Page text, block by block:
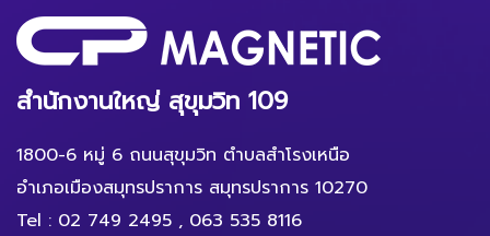
สำนักงานใหญ่ สุขุมวิท 109
1800-6 หมู่ 6 ถนนสุขุมวิท ตำบลสำโรงเหนือ
อำเภอเมืองสมุทรปราการ สมุทรปราการ 10270
Tel : 02 749 2495 , 063 535 8116